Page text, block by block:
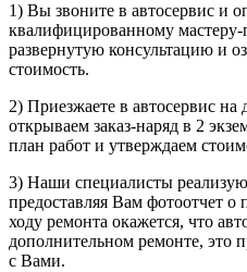
1) Вы звоните в автосервис и
квалифицированному
развернутую консультацию и
стоимость.
2) Приезжаете в автосервис на
открываем заказ-наряд в 2
план работ и утверждаем
3) Наши специалисты
предоставляя Вам фотоотчет о
ходу ремонта окажется, что
дополнительном ремонте, это
с Вами.